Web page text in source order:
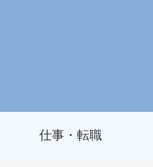
仕事・転職